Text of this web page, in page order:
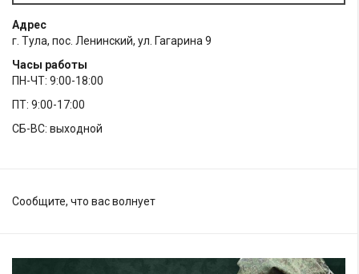
Адрес
г. Тула, пос. Ленинский, ул. Гагарина 9
Часы работы
ПН-ЧТ: 9:00-18:00
ПТ: 9:00-17:00
СБ-ВС: выходной
Сообщите, что вас волнует